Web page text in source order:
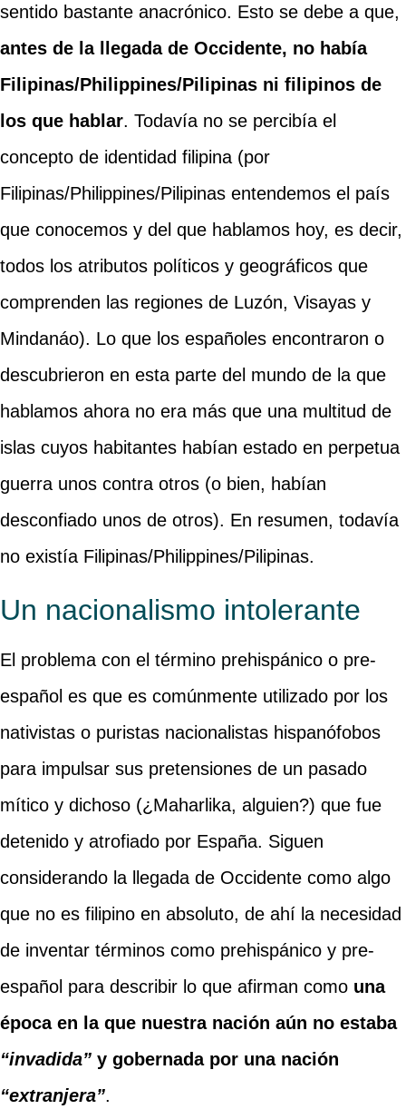
sentido bastante anacrónico. Esto se debe a que,
antes de la llegada de Occidente, no había
Filipinas/Philippines/Pilipinas ni filipinos de
los que hablar. Todavía no se percibía el
concepto de identidad filipina (por
Filipinas/Philippines/Pilipinas entendemos el país
que conocemos y del que hablamos hoy, es decir,
todos los atributos políticos y geográficos que
comprenden las regiones de Luzón, Visayas y
Mindanáo). Lo que los españoles encontraron o
descubrieron en esta parte del mundo de la que
hablamos ahora no era más que una multitud de
islas cuyos habitantes habían estado en perpetua
guerra unos contra otros (o bien, habían
desconfiado unos de otros). En resumen, todavía
no existía Filipinas/Philippines/Pilipinas.
Un nacionalismo intolerante
El problema con el término prehispánico o pre-
español es que es comúnmente utilizado por los
nativistas o puristas nacionalistas hispanófobos
para impulsar sus pretensiones de un pasado
mítico y dichoso (¿Maharlika, alguien?) que fue
detenido y atrofiado por España. Siguen
considerando la llegada de Occidente como algo
que no es filipino en absoluto, de ahí la necesidad
de inventar términos como prehispánico y pre-
español para describir lo que afirman como una
época en la que nuestra nación aún no estaba
“invadida”y gobernada por una nación
“extranjera”.